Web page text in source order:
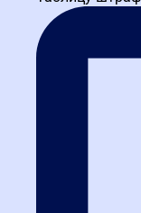
Практик в сфере
руководящие
службы